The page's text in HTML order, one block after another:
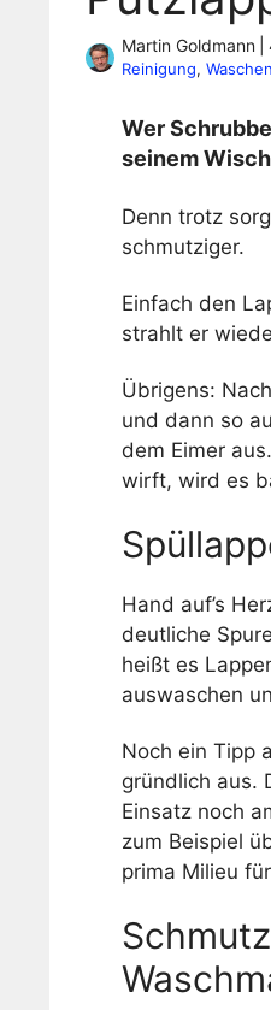
Martin Goldmann
Reinigung, Waschen
Wer
seinem
Denn trotz
schmutziger.
Einfach den
strahlt er
Übrigens:
und dann so
dem Eimer
wirft, wird es
Hand auf’s
deutliche
heißt es
auswaschen
Noch ein Tipp
gründlich aus.
Einsatz noch
zum Beispiel
prima Milieu